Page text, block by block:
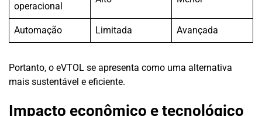
operacional
Automação Limitada Avançada
Portanto, o eVTOL se apresenta como uma alternativa
mais sustentável e eficiente.
Impacto econômico e tecnológico